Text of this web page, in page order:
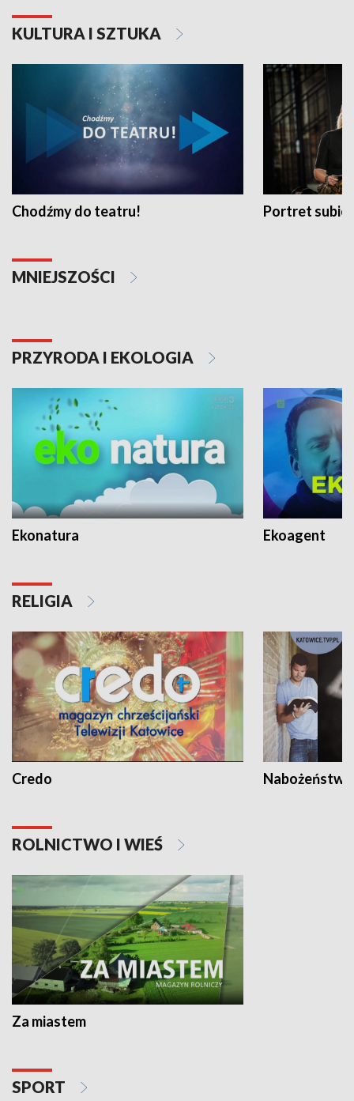
KULTURA I SZTUKA
Chodźmy do teatru! Portret
MNIEJSZOŚCI
PRZYRODA I EKOLOGIA
Ekonatura Ekoagent
RELIGIA
Credo
ROLNICTWO I WIEŚ
Za miastem
SPORT